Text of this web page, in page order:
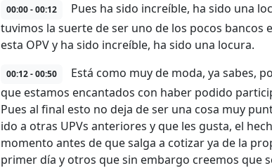
00:00 - 00:12
Pues ha sido increíble, ha sido una
tuvimos la suerte de ser uno de los pocos bancos
esta OPV y ha sido increíble, ha sido una locura.
00:12 - 00:50
Está como muy de moda, ya sabes,
que estamos encantados con haber podido
Pues al final esto no deja de ser una cosa muy
ido a otras UPVs anteriores y que les gusta, el
momento antes de que salga a cotizar ya de la
primer día y otros que sin embargo creemos que